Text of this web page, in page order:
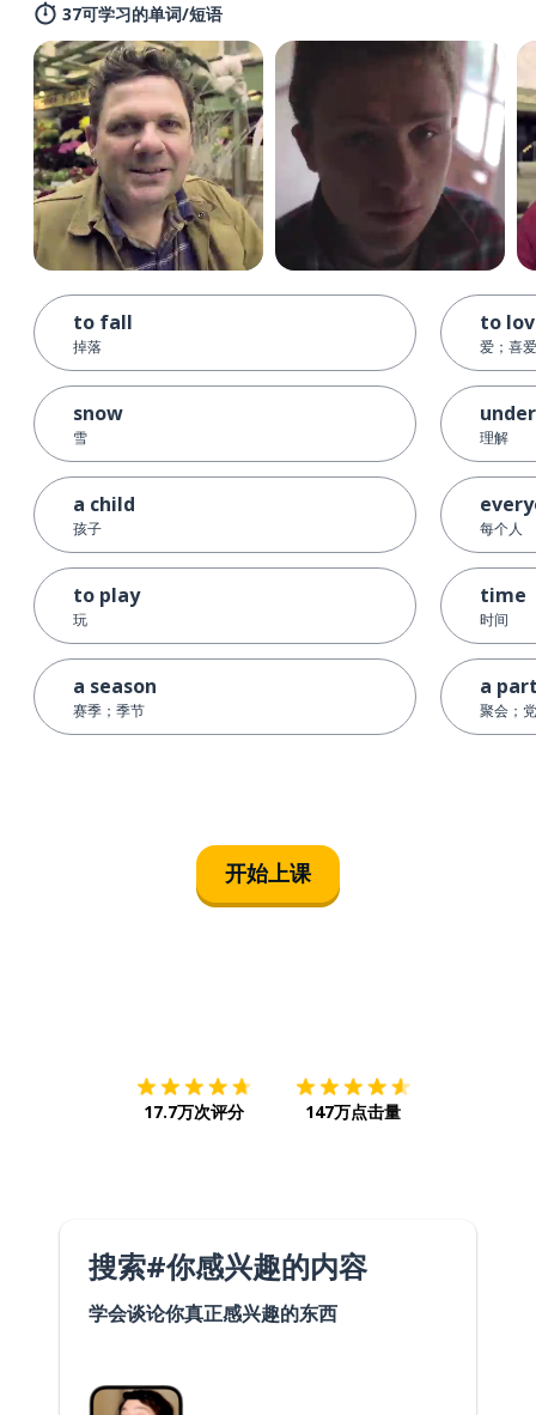
37可学习的单词/短语
to fall
掉落
snow
雪
a child
孩子
to play
玩
a season
赛季；季节
to
爱；喜爱
理解
每个人
time
时间
a
聚会；党
开始上课
17.7万次评分 147万点击量
搜索#你感兴趣的内容
学会谈论你真正感兴趣的东西